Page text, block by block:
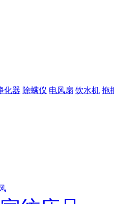
化器 除螨仪 电风扇 饮水机 拖